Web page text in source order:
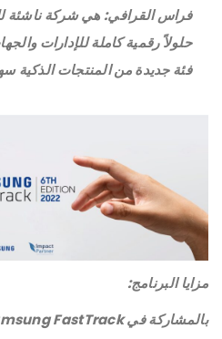
فراس القرافي: هي شركة ناشئة
حلولاً رقمية كاملة للإدارات
فئة جديدة من المنتجات الذكية
مزايا البرنامج:
بالمشاركة في Samsung FastTrack يمكن الاستفادة ممّا يلي: